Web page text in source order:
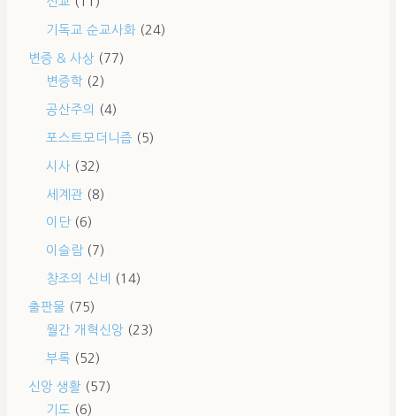
기독교 순교사화 (24)
변증 & 사상 (77)
변증학 (2)
공산주의 (4)
포스트모더니즘 (5)
시사 (32)
세계관 (8)
이단 (6)
이슬람 (7)
창조의 신비 (14)
출판물 (75)
월간 개혁신앙 (23)
부록 (52)
신앙 생활 (57)
기도 (6)